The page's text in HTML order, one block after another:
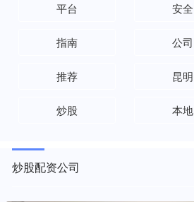
平台 安全
指南 公司
推荐 昆明
炒股 本地
炒股配资公司